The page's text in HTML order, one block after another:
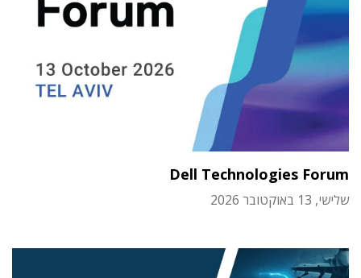
Dell Technologies Forum
שלישי, 13 באוקטובר 2026